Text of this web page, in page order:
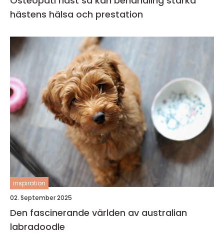
hästens hälsa och prestation
inspiration
02. September 2025
Den fascinerande världen av australian
labradoodle